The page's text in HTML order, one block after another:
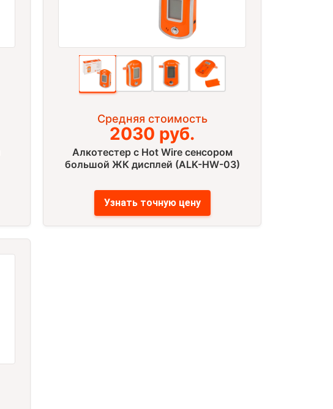
Средняя стоимость
2030 руб.
Алкотестер с Hot Wire сенсором
большой ЖК дисплей (ALK-HW-03)
Узнать точную цену